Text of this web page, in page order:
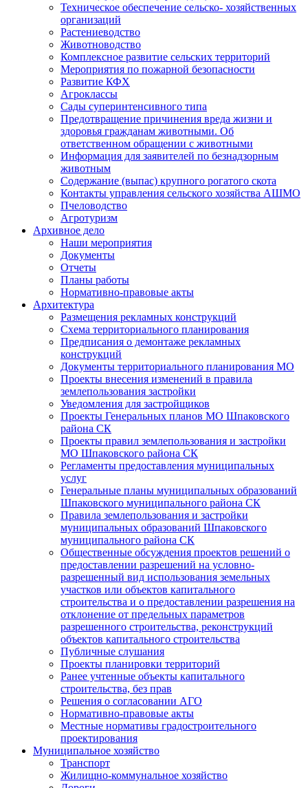
Техническое обеспечение сельско- хозяйственных
организаций
Растениеводство
Животноводство
Комплексное развитие сельских территорий
Мероприятия по пожарной безопасности
Развитие КФХ
Агроклассы
Сады суперинтенсивного типа
Предотвращение причинения вреда жизни и
здоровья гражданам животными. Об
ответственном обращении с животными
Информация для заявителей по безнадзорным
животным
Содержание (выпас) крупного рогатого скота
Контакты управления сельского хозяйства АШМО
Пчеловодство
Агротуризм
Архивное дело
Наши мероприятия
Документы
Отчеты
Планы работы
Нормативно-правовые акты
Архитектура
Размещения рекламных конструкций
Схема территориального планирования
Предписания о демонтаже рекламных
конструкций
Документы территориального планирования МО
Проекты внесения изменений в правила
землепользования застройки
Уведомления для застройщиков
Проекты Генеральных планов МО Шпаковского
района СК
Проекты правил землепользования и застройки
МО Шпаковского района СК
Регламенты предоставления муниципальных
услуг
Генеральные планы муниципальных образований
Шпаковского муниципального района СК
Правила землепользования и застройки
муниципальных образований Шпаковского
муниципального района СК
Общественные обсуждения проектов решений о
предоставлении разрешений на условно-
разрешенный вид использования земельных
участков или объектов капитального
строительства и о предоставлении разрешения на
отклонение от предельных параметров
разрешенного строительства, реконструкций
объектов капитального строительства
Публичные слушания
Проекты планировки территорий
Ранее учтенные объекты капитального
строительства, без прав
Решения о согласовании АГО
Нормативно-правовые акты
Местные нормативы градостроительного
проектирования
Муниципальное хозяйство
Транспорт
Жилищно-коммунальное хозяйство